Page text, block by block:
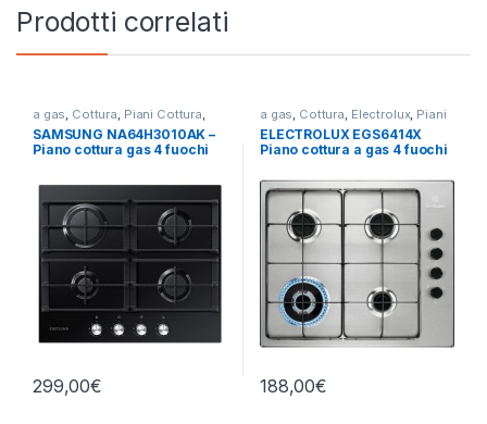
Prodotti correlati
a gas, Cottura, Piani Cottura,
SAMSUNG
SAMSUNG NA64H3010AK –
Piano cottura gas 4 fuochi
299,00€
a gas, Cottura, Electrolux, Piani
Cottura
ELECTROLUX EGS6414X
Piano cottura a gas 4 fuochi
188,00€